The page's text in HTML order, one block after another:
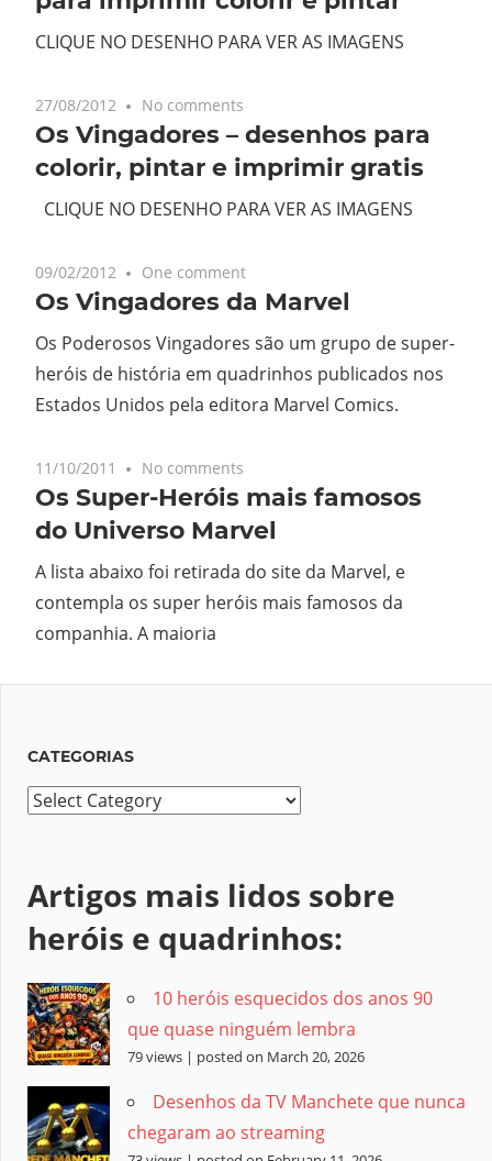
CLIQUE NO DESENHO PARA VER AS IMAGENS
27/08/2012 No comments
Os Vingadores – desenhos para
colorir, pintar e imprimir gratis
CLIQUE NO DESENHO PARA VER AS IMAGENS
09/02/2012 One comment
Os Vingadores da Marvel
Os Poderosos Vingadores são um grupo de super-
heróis de história em quadrinhos publicados nos
Estados Unidos pela editora Marvel Comics.
11/10/2011 No comments
Os Super-Heróis mais famosos
do Universo Marvel
A lista abaixo foi retirada do site da Marvel, e
contempla os super heróis mais famosos da
companhia. A maioria
CATEGORIAS
Categorias
Artigos mais lidos sobre
heróis e quadrinhos:
10 heróis esquecidos dos anos 90
que quase ninguém lembra
79 views | posted on March 20, 2026
Desenhos da TV Manchete que nunca
chegaram ao streaming